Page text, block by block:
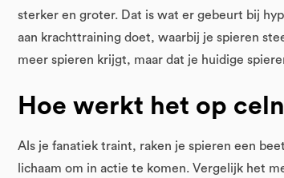
sterker en groter. Dat is wat er gebeurt bij
aan krachttraining doet, waarbij je spieren
meer spieren krijgt, maar dat je huidige
Hoe werkt het op
Als je fanatiek traint, raken je spieren een
lichaam om in actie te komen. Vergelijk het